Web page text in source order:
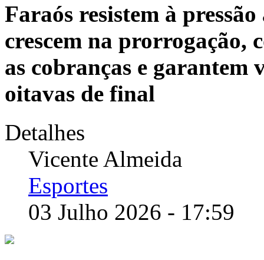
Faraós resistem à
crescem na prorrogação,
as cobranças e garantem
oitavas de final
Detalhes
Vicente Almeida
Esportes
03 Julho 2026 - 17:59